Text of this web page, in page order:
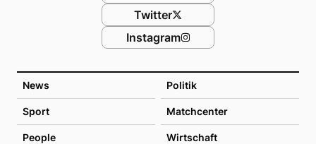
News Politik
Sport Matchcenter
People Wirtschaft
Twitter
Instagram